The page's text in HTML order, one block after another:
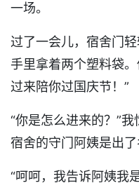
一场。
过了一会儿，宿舍门
手里拿着两个塑料袋
过来陪你过国庆节！”
“你是怎么进来的？”
宿舍的守门阿姨是出了
“呵呵，我告诉阿姨我